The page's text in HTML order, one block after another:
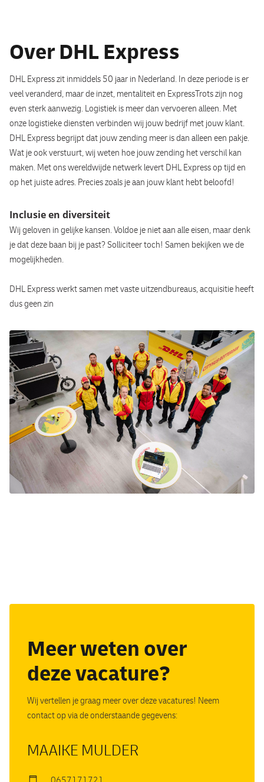
Rijbewijs C(E) en een geldige Code 95
Goede beheersing van de Nederlandse taal
Een klantgerichte instelling
Een Verklaring Omtrent Gedrag (VOG)
Enthousiasme, verantwoordelijkheidsgevoel en teamspirit
Heb je ervaring als vrachtwagenchauffeur, koerier of bezorger? Dan
heb je een streepje voor.
Dit zit er in jouw pakket:
Een contract voor 32, 36 of 40 uur per week, direct in dienst
bij DHL Express
Een bruto maandsalaris tussen € 2.887 en € 3.755 (o.b.v. 40
uur) afhankelijk van jouw ervaring.
23 vakantiedagen (o.b.v. 40 uur)
Een keuzebudget van 6,24% extra salaris of 13 extra vrije
dagen
per km)
Opleidingsmogelijkheden om via DHL Express je CE-rijbewijs
te behalen
Lease-a-Bike regeling bij een vast contract
van jouw pensioenpremie betaalt
Toegang tot OpenUp voor mentale gezondheid en
Toegang tot Equip voor ondersteuning bij financieel welzijn
Over DHL Express
DHL Express zit inmiddels 50 jaar in Nederland. In deze periode is er
veel veranderd, maar de inzet, mentaliteit en ExpressTrots zijn nog
even sterk aanwezig. Logistiek is meer dan vervoeren alleen. Met
onze logistieke diensten verbinden wij jouw bedrijf met jouw klant.
DHL Express begrijpt dat jouw zending meer is dan alleen een pakje.
Wat je ook verstuurt, wij weten hoe jouw zending het verschil kan
maken. Met ons wereldwijde netwerk levert DHL Express op tijd en
op het juiste adres. Precies zoals je aan jouw klant hebt beloofd!
Inclusie en diversiteit
Wij geloven in gelijke kansen. Voldoe je niet aan alle eisen, maar denk
je dat deze baan bij je past? Solliciteer toch! Samen bekijken we de
mogelijkheden.
DHL Express werkt samen met vaste uitzendbureaus, acquisitie heeft
dus geen zin
Meer weten over
deze vacature?
Wij vertellen je graag meer over deze vacatures! Neem
contact op via de onderstaande gegevens:
MAAIKE MULDER